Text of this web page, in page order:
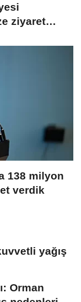
ziyaret
138 milyon
verdik
yağış
Orman